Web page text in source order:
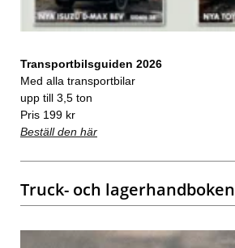
Transportbilsguiden 2026
Med alla transportbilar
upp till 3,5 ton
Pris 199 kr
Beställ den här
Truck- och lagerhandboken